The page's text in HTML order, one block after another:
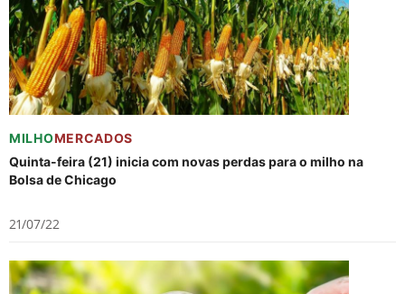
MILHOMERCADOS
Quinta-feira (21) inicia com novas perdas para o milho na
Bolsa de Chicago
21/07/22